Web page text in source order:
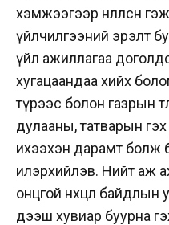
хэмжээгээр нөлөөлсөн
үйлчилгээний эрэлт
үйл ажиллагаа
хугацаандаа хийх
түрээс болон газрын
дулааны, татварын
ихээхэн дарамт болж
илэрхийлэв. Нийт аж
онцгой нөхцөл
дээш хувиар буурна